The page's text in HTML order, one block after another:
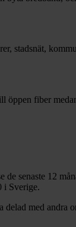
stadsnät,
öppen fiber
de senaste 12
i Sverige.
med andra